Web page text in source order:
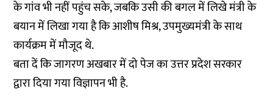
के गांव भी नहीं पहुंच सके, जबकि उसी की बगल में लिखे मंत्री के
बयान में लिखा गया है कि आशीष मिश्र, उपमुख्यमंत्री के साथ
कार्यक्रम में मौजूद थे.
बता दें कि जागरण अखबार में दो पेज का उत्तर प्रदेश सरकार
द्वारा दिया गया विज्ञापन भी है.